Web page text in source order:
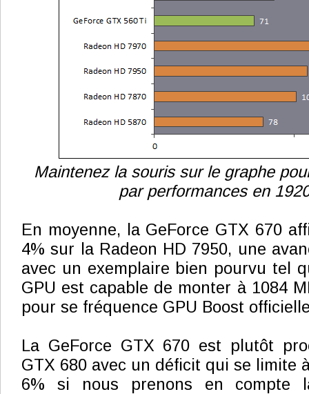
Maintenez la souris sur le graphe
par performances en
En moyenne, la GeForce GTX 670
4% sur la Radeon HD 7950, une
avec un exemplaire bien pourvu tel
GPU est capable de monter à 1084
pour se fréquence GPU Boost
La GeForce GTX 670 est plutôt
GTX 680 avec un déficit qui se limite
6% si nous prenons en compte